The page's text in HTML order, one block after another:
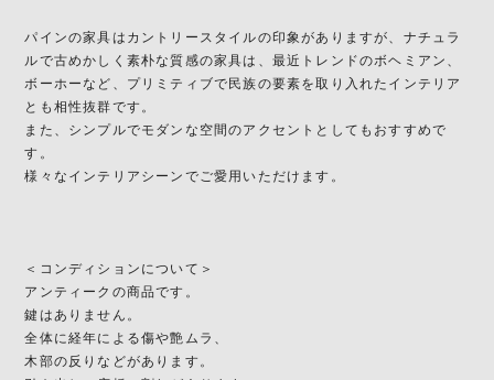
パインの家具はカントリースタイルの印象がありますが、ナチュラ
ルで古めかしく素朴な質感の家具は、最近トレンドのボヘミアン、
ボーホーなど、プリミティブで民族の要素を取り入れたインテリア
とも相性抜群です。
また、シンプルでモダンな空間のアクセントとしてもおすすめで
す。
様々なインテリアシーンでご愛用いただけます。
＜コンディションについて＞
アンティークの商品です。
鍵はありません。
全体に経年による傷や艶ムラ、
木部の反りなどがあります。